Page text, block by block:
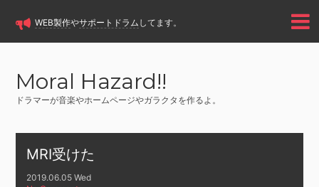
WEB製作やサポートドラム してます。
Moral Hazard!!
ドラマーが音楽やホームページやガラクタを作るよ。
MRI受けた
2019.06.05 Wed